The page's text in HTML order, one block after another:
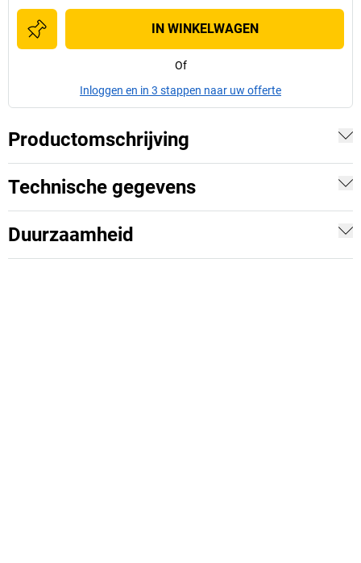
IN WINKELWAGEN
Of
Inloggen en in 3 stappen naar uw offerte
Productomschrijving
Technische gegevens
Duurzaamheid